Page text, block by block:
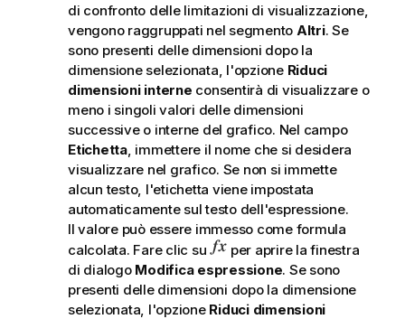
di confronto delle limitazioni di visualizzazione,
vengono raggruppati nel segmento Altri. Se
sono presenti delle dimensioni dopo la
dimensione selezionata, l'opzione Riduci
dimensioni interne consentirà di visualizzare o
meno i singoli valori delle dimensioni
successive o interne del grafico. Nel campo
Etichetta, immettere il nome che si desidera
visualizzare nel grafico. Se non si immette
alcun testo, l'etichetta viene impostata
automaticamente sul testo dell'espressione.
Il valore può essere immesso come formula
calcolata. Fare clic su
per aprire la finestra
di dialogo Modifica espressione. Se sono
presenti delle dimensioni dopo la dimensione
selezionata, l'opzione Riduci dimensioni